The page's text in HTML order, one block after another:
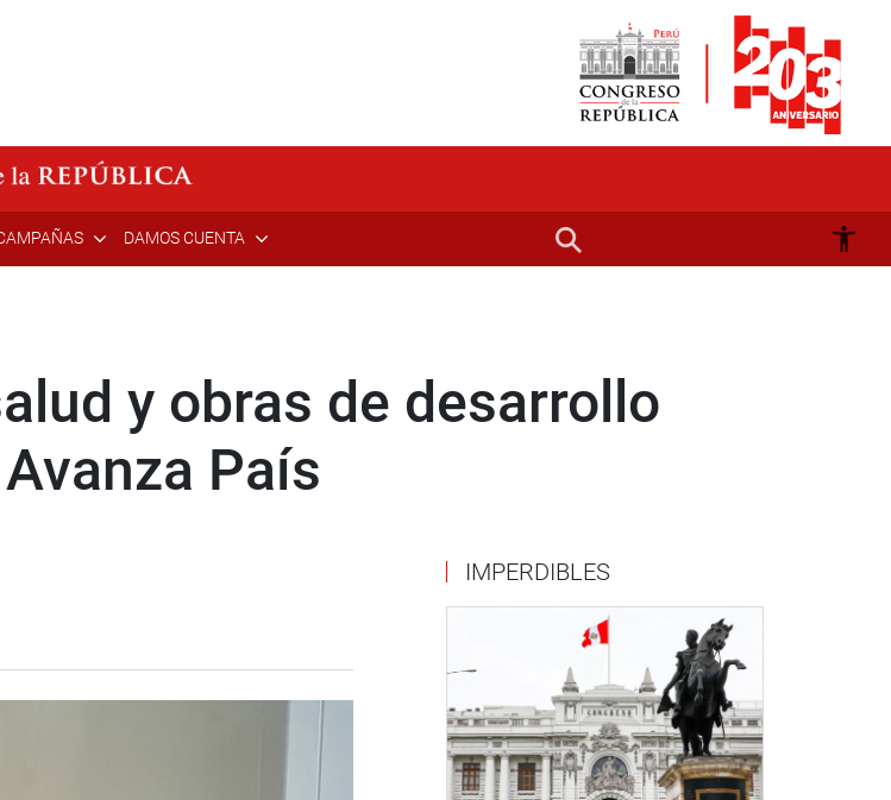
DAMOS CUENTA
y obras de desarrollo
País
IMPERDIBLES